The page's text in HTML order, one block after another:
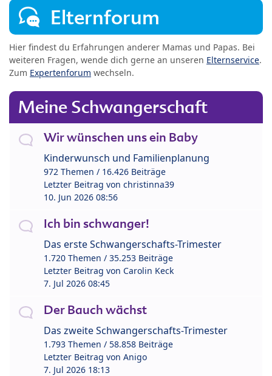
Elternforum
Hier findest du Erfahrungen anderer Mamas und Papas. Bei
weiteren Fragen, wende dich gerne an unseren Elternservice.
Zum Expertenforum wechseln.
Meine Schwangerschaft
Wir wünschen uns ein Baby
Kinderwunsch und Familienplanung
972 Themen / 16.426 Beiträge
Letzter Beitrag von christinna39
10. Jun 2026 08:56
Ich bin schwanger!
Das erste Schwangerschafts-Trimester
1.720 Themen / 35.253 Beiträge
Letzter Beitrag von Carolin Keck
7. Jul 2026 08:45
Der Bauch wächst
Das zweite Schwangerschafts-Trimester
1.793 Themen / 58.858 Beiträge
Letzter Beitrag von Anigo
7. Jul 2026 18:13